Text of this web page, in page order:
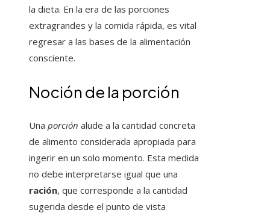
la dieta. En la era de las porciones
extragrandes y la comida rápida, es vital
regresar a las bases de la alimentación
consciente.
Noción de la porción
Una porción alude a la cantidad concreta
de alimento considerada apropiada para
ingerir en un solo momento. Esta medida
no debe interpretarse igual que una
ración, que corresponde a la cantidad
sugerida desde el punto de vista